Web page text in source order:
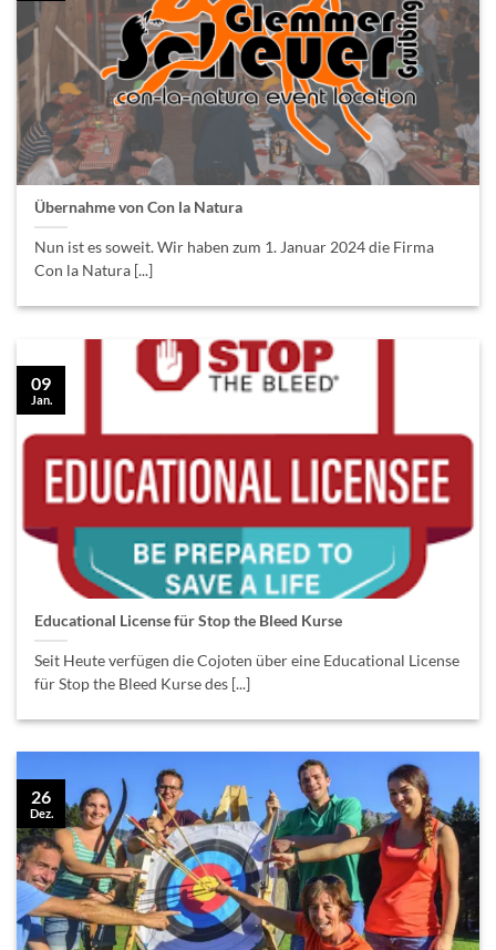
Übernahme von Con la Natura
Nun ist es soweit. Wir haben zum 1. Januar 2024 die Firma
Con la Natura [...]
Educational License für Stop the Bleed Kurse
Seit Heute verfügen die Cojoten über eine Educational License
für Stop the Bleed Kurse des [...]
09
Jan.
26
Dez.